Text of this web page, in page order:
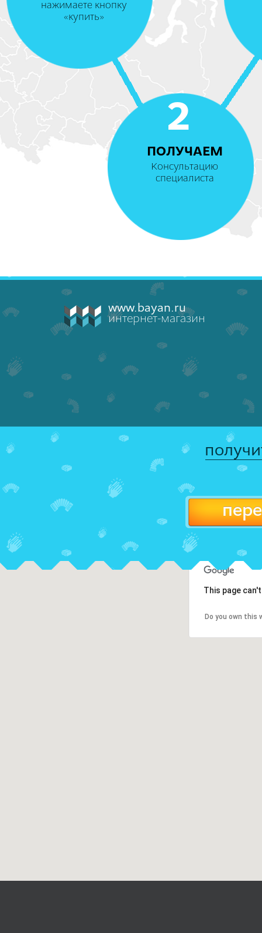
нажимаете кнопку
«купить»
2
ПОЛУЧАЕМ
Консультацию
специалиста
www.bayan.ru
интернет-магазин
This page
Do you own this